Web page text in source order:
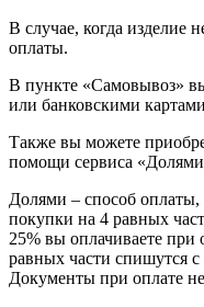
В случае, когда изделие
оплаты.
В пункте «Самовывоз»
или банковскими
Также вы можете
помощи сервиса
Долями – способ
покупки на 4 равных
25% вы оплачиваете при
равных части спишутся
Документы при оплате